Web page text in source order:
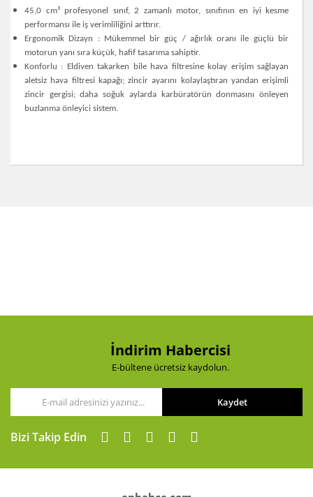
45,0 cm³ profesyonel sınıf, 2 zamanlı motor, sınıfının en iyi kesme
performansı ile iş verimliliğini arttırır.
Ergonomik Dizayn :
Mükemmel bir güç / ağırlık oranı ile güçlü bir
motorun yanı sıra küçük, hafif tasarıma sahiptir.
Konforlu :
Eldiven takarken bile hava filtresine kolay erişim sağlayan
aletsiz hava filtresi kapağı; zincir ayarını kolaylaştıran yandan erişimli
zincir gergisi; daha soğuk aylarda karbüratörün donmasını önleyen
buzlanma önleyici sistem.
Ürün fiyatı diğer sitelerden daha pahalı.
Gönder
İndirim Habercisi
E-bültene ücretsiz kaydolun.
Kaydet
Bizi Takip Edin